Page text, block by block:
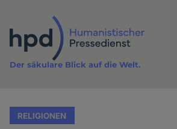
Inhalt
Der säkulare Blick auf die Welt.
RELIGIONEN